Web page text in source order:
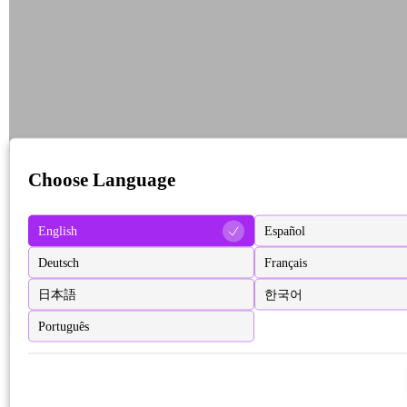
Choose Language
English Español
Deutsch Français
日本語 한국어
Português